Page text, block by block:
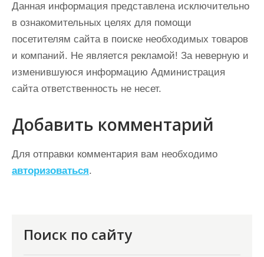
Данная информация представлена исключительно
в ознакомительных целях для помощи
посетителям сайта в поиске необходимых товаров
и компаний. Не является рекламой! За неверную и
изменившуюся информацию Администрация
сайта ответственность не несет.
Добавить комментарий
Для отправки комментария вам необходимо
авторизоваться.
Поиск по сайту